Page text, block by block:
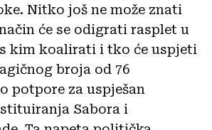
Nitko još ne može znati
će se odigrati rasplet u
kim koalirati i tko će uspjeti
broja od 76
potpore za uspješan
Sabora i